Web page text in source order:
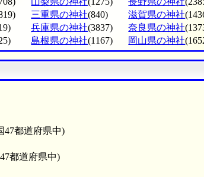
三重県の神社(840) 滋賀県の神社
兵庫県の神社(3837) 奈良県の神社
島根県の神社(1167) 岡山県の神社
47都道府県中)
都道府県中)